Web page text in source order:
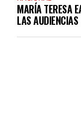
MARÍA TERESA
LAS AUDIENCIAS